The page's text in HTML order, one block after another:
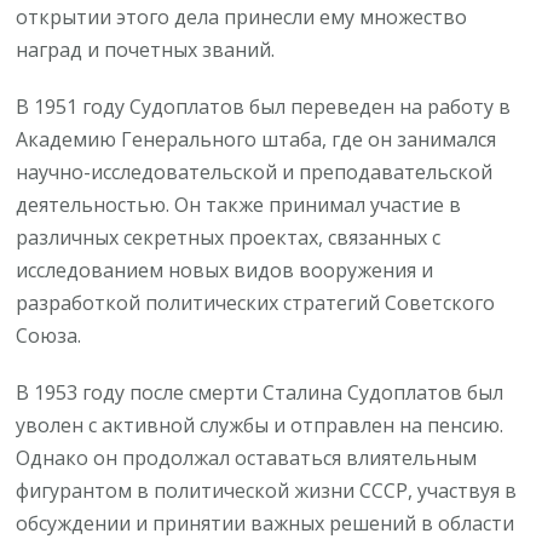
открытии этого дела принесли ему множество
наград и почетных званий.
В 1951 году Судоплатов был переведен на работу в
Академию Генерального штаба, где он занимался
научно-исследовательской и преподавательской
деятельностью. Он также принимал участие в
различных секретных проектах, связанных с
исследованием новых видов вооружения и
разработкой политических стратегий Советского
Союза.
В 1953 году после смерти Сталина Судоплатов был
уволен с активной службы и отправлен на пенсию.
Однако он продолжал оставаться влиятельным
фигурантом в политической жизни СССР, участвуя в
обсуждении и принятии важных решений в области